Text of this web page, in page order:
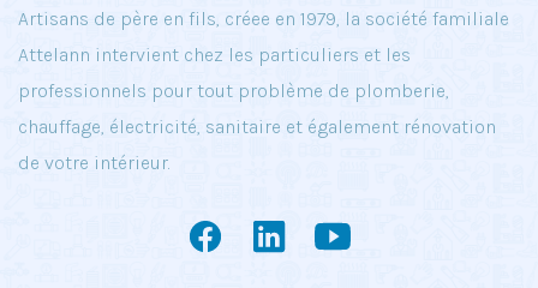
Artisans de père en fils, créee en 1979, la société familiale
Attelann intervient chez les particuliers et les
professionnels pour tout problème de plomberie,
chauffage, électricité, sanitaire et également rénovation
de votre intérieur.